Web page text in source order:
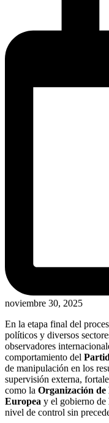
noviembre 30, 2025
En la etapa final del
políticos y diversos
observadores
comportamiento del
de manipulación en los
supervisión externa,
como la Organización de
Europea y el gobierno de
nivel de control sin